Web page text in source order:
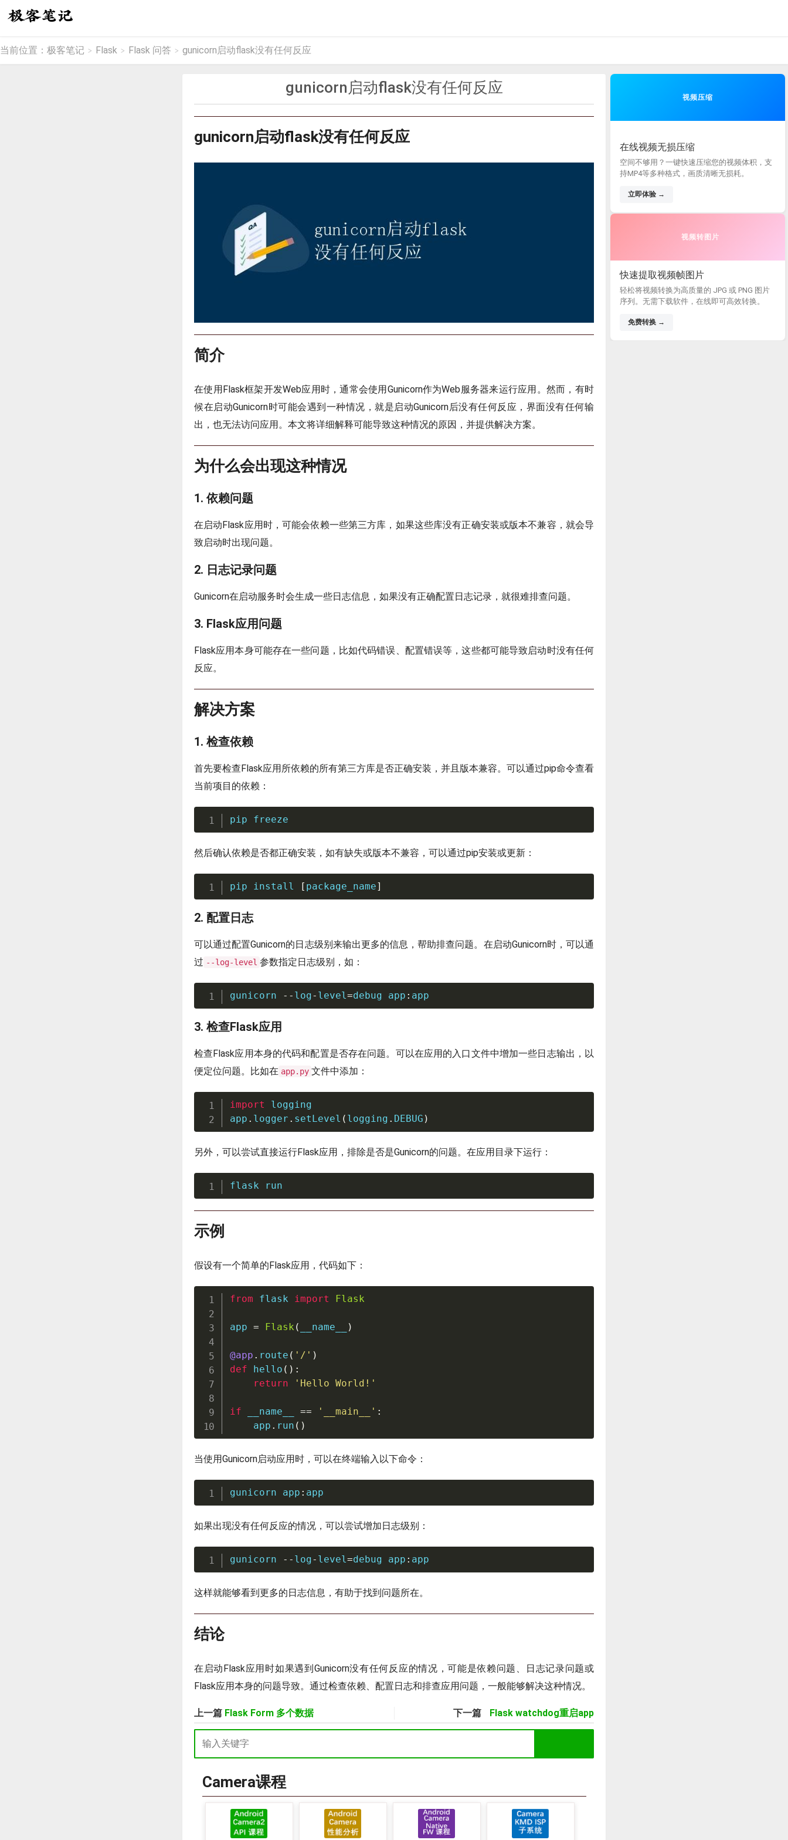
当前位置： 极客笔记 > Flask > Flask 问答 > gunicorn启动flask没有任何反应
gunicorn启动flask没有任何反应
gunicorn启动flask没有任何反应
简介
在使用Flask框架开发Web应用时，通常会使用Gunicorn作为Web服务器来运行应用。然而，有时
候在启动Gunicorn时可能会遇到一种情况，就是启动Gunicorn后没有任何反应，界面没有任何输
出，也无法访问应用。本文将详细解释可能导致这种情况的原因，并提供解决方案。
为什么会出现这种情况
1. 依赖问题
在启动Flask应用时，可能会依赖一些第三方库，如果这些库没有正确安装或版本不兼容，就会导
致启动时出现问题。
2. 日志记录问题
Gunicorn在启动服务时会生成一些日志信息，如果没有正确配置日志记录，就很难排查问题。
3. Flask应用问题
Flask应用本身可能存在一些问题，比如代码错误、配置错误等，这些都可能导致启动时没有任何
反应。
解决方案
1. 检查依赖
首先要检查Flask应用所依赖的所有第三方库是否正确安装，并且版本兼容。可以通过pip命令查看
当前项目的依赖：
pip freeze
然后确认依赖是否都正确安装，如有缺失或版本不兼容，可以通过pip安装或更新：
pip install [ package_name]
2. 配置日志
可以通过配置Gunicorn的日志级别来输出更多的信息，帮助排查问题。在启动Gunicorn时，可以通
过 --log-level 参数指定日志级别，如：
gunicorn -- log- level =debug app : app
3. 检查Flask应用
检查Flask应用本身的代码和配置是否存在问题。可以在应用的入口文件中增加一些日志输出，以
便定位问题。比如在 app.py 文件中添加：
import logging
app . logger . setLevel ( logging . DEBUG )
另外，可以尝试直接运行Flask应用，排除是否是Gunicorn的问题。在应用目录下运行：
flask run
示例
假设有一个简单的Flask应用，代码如下：
from flask import Flask
app = Flask ( __name__ )
@app . route ( '/' )
def
hello ( ) :
return
'Hello World!'
if __name__ == '__main__' :
    app
. run ( )
当使用Gunicorn启动应用时，可以在终端输入以下命令：
gunicorn app : app
如果出现没有任何反应的情况，可以尝试增加日志级别：
gunicorn -- log- level =debug app : app
这样就能够看到更多的日志信息，有助于找到问题所在。
结论
在启动Flask应用时如果遇到Gunicorn没有任何反应的情况，可能是依赖问题、日志记录问题或
Flask应用本身的问题导致。通过检查依赖、配置日志和排查应用问题，一般能够解决这种情况。
上一篇 Flask Form 多个数据 下一篇 Flask watchdog重启app
Camera课程
视频压缩
在线视频无损压缩
空间不够用？一键快速压缩您的视频体积，支
持MP4等多种格式，画质清晰无损耗。
立即体验 →
视频转图片
快速提取视频帧图片
轻松将视频转换为高质量的 JPG 或 PNG 图片
序列。无需下载软件，在线即可高效转换。
免费转换 →